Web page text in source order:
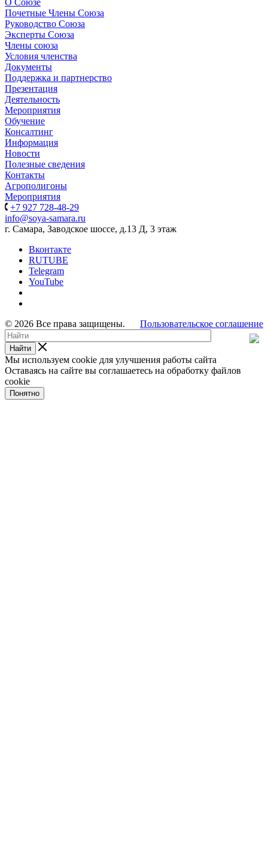
Почетные Члены Союза
Руководство Союза
Эксперты Союза
Члены союза
Условия членства
Документы
Поддержка и партнерство
Презентация
Деятельность
Мероприятия
Обучение
Консалтинг
Информация
Новости
Полезные сведения
Контакты
Агрополигоны
Мероприятия
+7 927 728-48-29
info@soya-samara.ru
г. Самара, Заводское шоссе, д.13 Д, 3 этаж
Вконтакте
RUTUBE
Telegram
YouTube
Пользовательское соглашение
© 2026 Все права защищены.
Найти
Мы используем cookie для улучшения работы сайта
Оставаясь на сайте вы соглашаетесь на обработку файлов
cookie
Понятно